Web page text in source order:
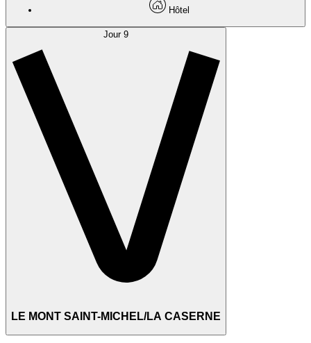
Hôtel
Jour 9
LE MONT SAINT-MICHEL/LA CASERNE